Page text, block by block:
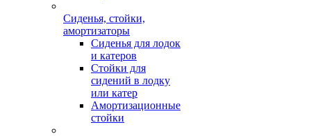
Сиденья, стойки,
амортизаторы
Сиденья для лодок
и катеров
Стойки для
сидений в лодку
или катер
Амортизационные
стойки